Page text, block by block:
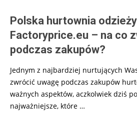
Polska hurtownia odzieży
Factoryprice.eu – na co
podczas zakupów?
Jednym z najbardziej nurtujących
zwrócić uwagę podczas zakupów
ważnych aspektów, aczkolwiek dziś
najważniejsze, które …